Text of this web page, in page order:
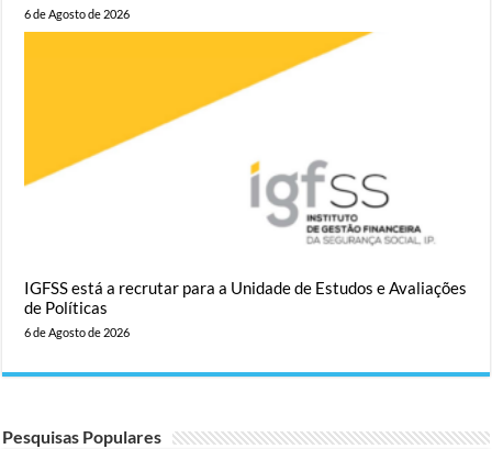
6 de Agosto de 2026
IGFSS está a recrutar para a Unidade de Estudos e Avaliações
de Políticas
6 de Agosto de 2026
Pesquisas Populares